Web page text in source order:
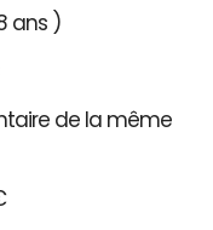
ans )
de la même